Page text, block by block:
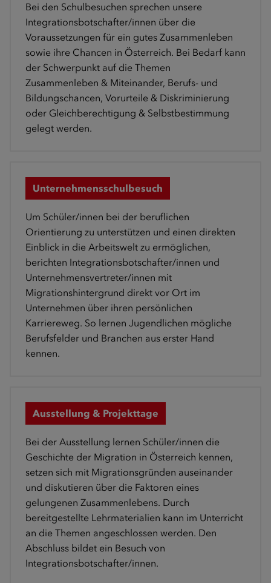
Bei den Schulbesuchen sprechen unsere
Integrationsbotschafter/innen über die
Voraussetzungen für ein gutes Zusammenleben
sowie ihre Chancen in Österreich. Bei Bedarf kann
der Schwerpunkt auf die Themen
Zusammenleben & Miteinander, Berufs- und
Bildungschancen, Vorurteile & Diskriminierung
oder Gleichberechtigung & Selbstbestimmung
gelegt werden.
Unternehmensschulbesuch
Um Schüler/innen bei der beruflichen
Orientierung zu unterstützen und einen direkten
Einblick in die Arbeitswelt zu ermöglichen,
berichten Integrationsbotschafter/innen und
Unternehmensvertreter/innen mit
Migrationshintergrund direkt vor Ort im
Unternehmen über ihren persönlichen
Karriereweg. So lernen Jugendlichen mögliche
Berufsfelder und Branchen aus erster Hand
kennen.
Ausstellung & Projekttage
Bei der Ausstellung lernen Schüler/innen die
Geschichte der Migration in Österreich kennen,
setzen sich mit Migrationsgründen auseinander
und diskutieren über die Faktoren eines
gelungenen Zusammenlebens. Durch
bereitgestellte Lehrmaterialien kann im Unterricht
an die Themen angeschlossen werden. Den
Abschluss bildet ein Besuch von
Integrationsbotschafter/innen.